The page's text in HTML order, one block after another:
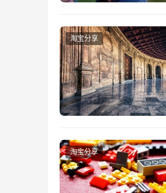
淘宝分享
淘宝分享